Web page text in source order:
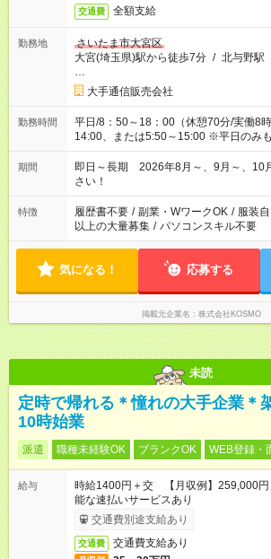
交通費 全額支給
勤務地
さいたま市大宮区
大宮(埼玉県)駅から徒歩7分 / 北与野駅
…
大手通信販売会社
勤務時間
平日/8：50～18：00（休憩70分/実働8
14:00、または5:50～15:00 ※平日のみも相談可能 ※5時間・4時
間の時短も可能！お気軽にご相談くださ
期間
即日～長期 2026年8月～、9月～、10
さい！
特徴 履歴書不要 / 副業・WワークOK / 服装
以上の大量募集 / パソコンスキル不要
気になる！ 応募する
掲載元企業名 株式会社KOSMO
未読
定時で帰れる＊憧れの大手企業＊
10時始業
派遣 職種未経験OK ブランクOK WEB登録・
給与
時給1400円＋交 【月収例】259,000
能な速払いサービスあり
交通費別途支給あり
交通費 交通費支給あり